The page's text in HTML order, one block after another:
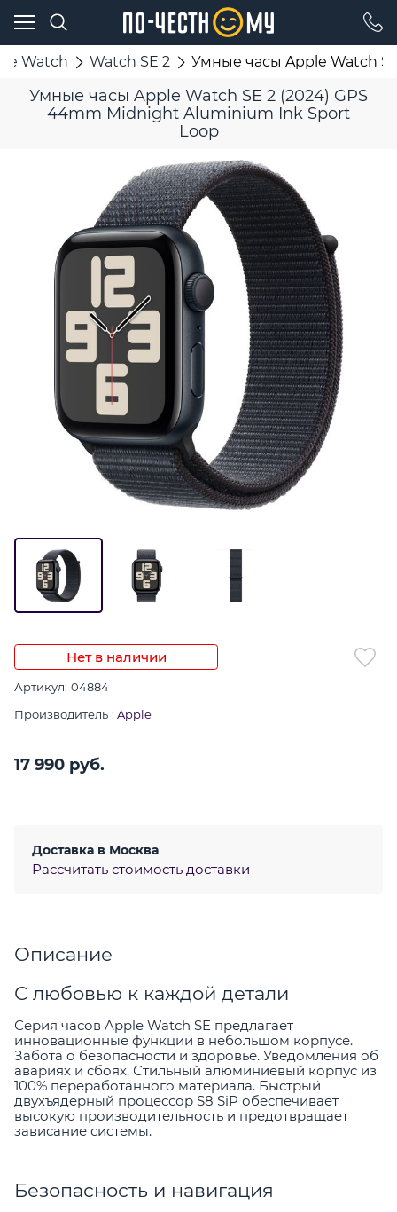
Watch Watch SE 2 Умные часы Apple Watch
Умные часы Apple Watch SE 2 (2024) GPS
44mm Midnight Aluminium Ink Sport
Loop
Нет в наличии
Артикул: 04884
Производитель : Apple
17 990 руб.
Доставка в Москва
Рассчитать стоимость доставки
Описание
С любовью к каждой детали
Серия часов Apple Watch SE предлагает
инновационные функции в небольшом корпусе.
Забота о безопасности и здоровье. Уведомления об
авариях и сбоях. Стильный алюминиевый корпус из
100% переработанного материала. Быстрый
двухъядерный процессор S8 SiP обеспечивает
высокую производительность и предотвращает
зависание системы.
Безопасность и навигация